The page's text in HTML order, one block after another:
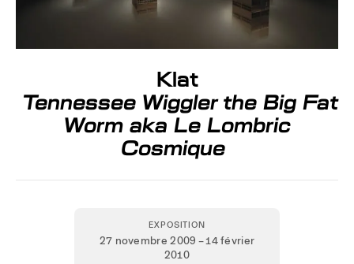
Klat
Tennessee Wiggler the Big Fat
Worm aka Le Lombric
Cosmique
EXPOSITION
27 novembre 2009 – 14 février
2010